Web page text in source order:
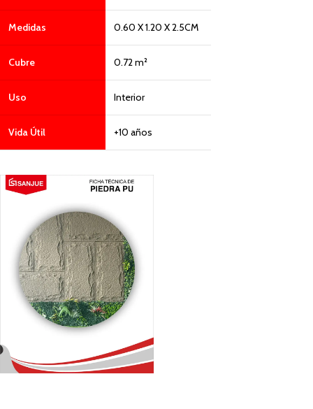
Medidas 0.60 X 1.20 X 2.5CM
Cubre 0.72 m²
Uso Interior
Vida Útil +10 años